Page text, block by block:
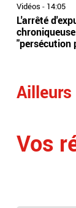
Vidéos - 14:05
L'arrêté
"persécution
Vos